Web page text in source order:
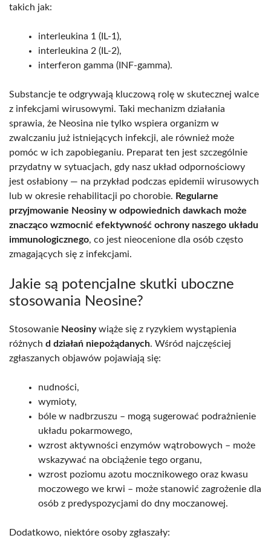
takich jak:
interleukina 1 (IL-1),
interleukina 2 (IL-2),
interferon gamma (INF-gamma).
Substancje te odgrywają kluczową rolę w skutecznej walce
z infekcjami wirusowymi. Taki mechanizm działania
sprawia, że Neosina nie tylko wspiera organizm w
zwalczaniu już istniejących infekcji, ale również może
pomóc w ich zapobieganiu. Preparat ten jest szczególnie
przydatny w sytuacjach, gdy nasz układ odpornościowy
jest osłabiony — na przykład podczas epidemii wirusowych
lub w okresie rehabilitacji po chorobie. Regularne
przyjmowanie Neosiny w odpowiednich dawkach może
znacząco wzmocnić efektywność ochrony naszego układu
immunologicznego, co jest nieocenione dla osób często
zmagających się z infekcjami.
Jakie są potencjalne skutki uboczne
stosowania Neosine?
Stosowanie Neosinywiąże się z ryzykiem wystąpienia
różnych d działań niepożądanych. Wśród najczęściej
zgłaszanych objawów pojawiają się:
nudności,
wymioty,
bóle w nadbrzuszu – mogą sugerować podrażnienie
układu pokarmowego,
wzrost aktywności enzymów wątrobowych – może
wskazywać na obciążenie tego organu,
wzrost poziomu azotu mocznikowego oraz kwasu
moczowego we krwi – może stanowić zagrożenie dla
osób z predyspozycjami do dny moczanowej.
Dodatkowo, niektóre osoby zgłaszały: